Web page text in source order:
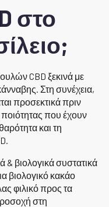
στο
CBD ξεκινά με
Στη συνέχεια,
προσεκτικά πριν
που έχουν
και τη
βιολογικά συστατικά
βιολογικό κακάο
φιλικό προς τα
στη